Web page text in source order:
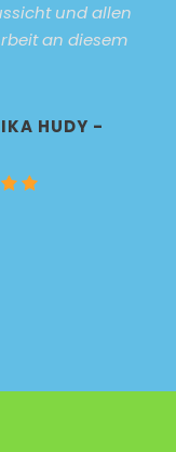
und allen
an diesem
HUDY -